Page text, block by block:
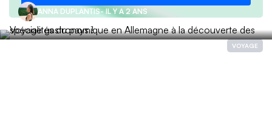
VOYAGE
ANNA DUPLANTIS- IL Y A 2 ANS